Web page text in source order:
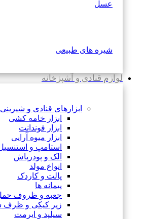
عسل
شیره های طبیعی
لوازم قنادی و آشپزخانه
ابزارهای قنادی و
ابزار خامه کشی
ابزار فوندانت
ابزار میوه آرایی
استامپ و
الک و پودرپاش
انواع مولد
پالت و کاردک
پیمانه ها
جعبه و ظروف
زیر کیکی و ظرف
سیلپد و ایرمت